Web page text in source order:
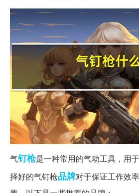
气钉枪是一种常用的气动工具，用
择好的气钉枪品牌对于保证工作效